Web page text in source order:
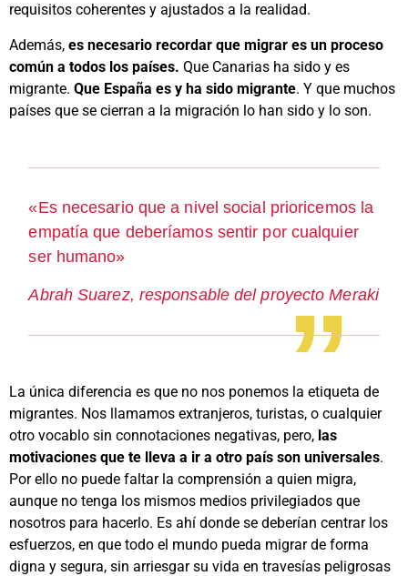
requisitos coherentes y ajustados a la realidad.
Además, es necesario recordar que migrar es un proceso
común a todos los países. Que Canarias ha sido y es
migrante. Que España es y ha sido migrante. Y que muchos
países que se cierran a la migración lo han sido y lo son.
«Es necesario que a nivel social prioricemos la
empatía que deberíamos sentir por cualquier
ser humano»
Abrah Suarez, responsable del proyecto Meraki
La única diferencia es que no nos ponemos la etiqueta de
migrantes. Nos llamamos extranjeros, turistas, o cualquier
otro vocablo sin connotaciones negativas, pero, las
motivaciones que te lleva a ir a otro país son universales.
Por ello no puede faltar la comprensión a quien migra,
aunque no tenga los mismos medios privilegiados que
nosotros para hacerlo. Es ahí donde se deberían centrar los
esfuerzos, en que todo el mundo pueda migrar de forma
digna y segura, sin arriesgar su vida en travesías peligrosas